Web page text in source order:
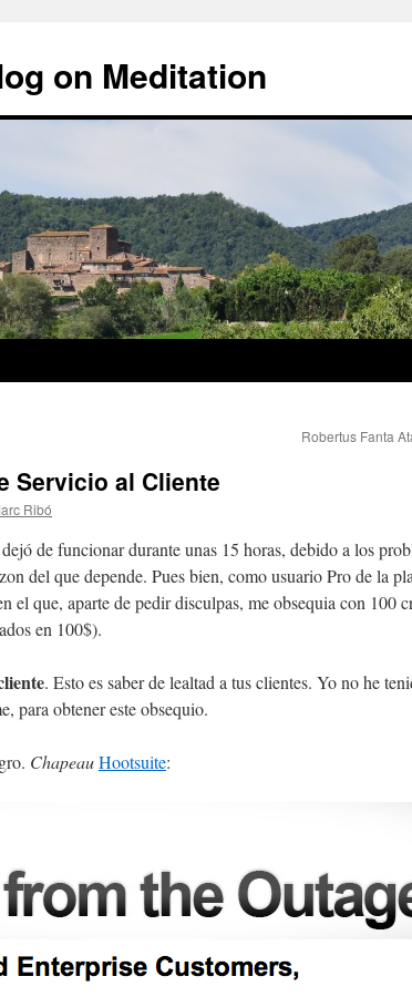
on Meditation
Robertus Fanta
Servicio al Cliente
Ribó
dejó de funcionar durante unas 15 horas, debido a los
del que depende. Pues bien, como usuario Pro de la
el que, aparte de pedir disculpas, me obsequia con 100
en 100$).
. Esto es saber de lealtad a tus clientes. Yo no he
para obtener este obsequio.
ChapeauHootsuite: